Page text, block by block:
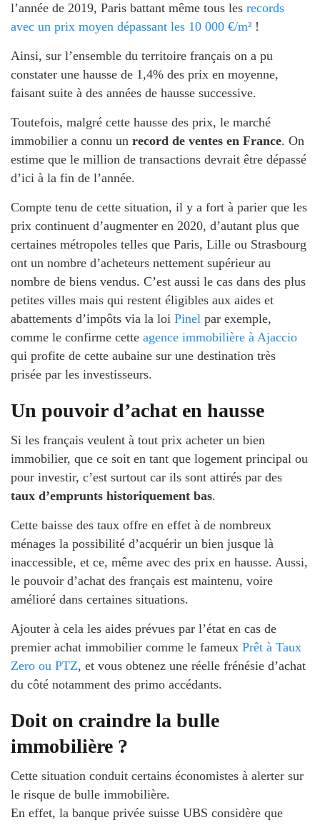
l’année de 2019, Paris battant même tous les records
avec un prix moyen dépassant les 10 000 €/m² !
Ainsi, sur l’ensemble du territoire français on a pu
constater une hausse de 1,4% des prix en moyenne,
faisant suite à des années de hausse successive.
Toutefois, malgré cette hausse des prix, le marché
immobilier a connu un record de ventes en France. On
estime que le million de transactions devrait être dépassé
d’ici à la fin de l’année.
Compte tenu de cette situation, il y a fort à parier que les
prix continuent d’augmenter en 2020, d’autant plus que
certaines métropoles telles que Paris, Lille ou Strasbourg
ont un nombre d’acheteurs nettement supérieur au
nombre de biens vendus. C’est aussi le cas dans des plus
petites villes mais qui restent éligibles aux aides et
abattements d’impôts via la loi Pinel par exemple,
comme le confirme cette agence immobilière à Ajaccio
qui profite de cette aubaine sur une destination très
prisée par les investisseurs.
Un pouvoir d’achat en hausse
Si les français veulent à tout prix acheter un bien
immobilier, que ce soit en tant que logement principal ou
pour investir, c’est surtout car ils sont attirés par des
taux d’emprunts historiquement bas.
Cette baisse des taux offre en effet à de nombreux
ménages la possibilité d’acquérir un bien jusque là
inaccessible, et ce, même avec des prix en hausse. Aussi,
le pouvoir d’achat des français est maintenu, voire
amélioré dans certaines situations.
Ajouter à cela les aides prévues par l’état en cas de
premier achat immobilier comme le fameux Prêt à Taux
Zero ou PTZ, et vous obtenez une réelle frénésie d’achat
du côté notamment des primo accédants.
Doit on craindre la bulle
immobilière ?
Cette situation conduit certains économistes à alerter sur
le risque de bulle immobilière.
En effet, la banque privée suisse UBS considère que